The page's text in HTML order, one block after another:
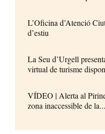
L’Oficina d’Atenció
d’estiu
La Seu d’Urgell
virtual de turisme
VÍDEO | Alerta al
zona inaccessible de la...